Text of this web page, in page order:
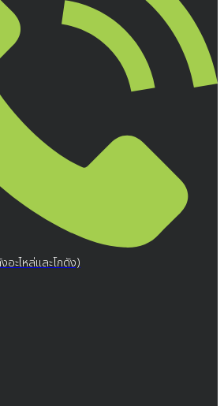
ะไหล่และโกดัง)